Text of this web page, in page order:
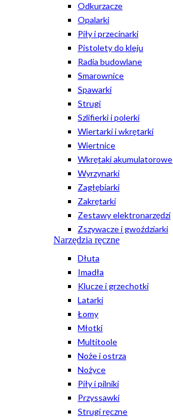
Odkurzacze
Opalarki
Piły i przecinarki
Pistolety do kleju
Radia budowlane
Smarownice
Spawarki
Strugi
Szlifierki i polerki
Wiertarki i wkrętarki
Wiertnice
Wkrętaki akumulatorowe
Wyrzynarki
Zagłębiarki
Zakrętarki
Zestawy elektronarzędzi
Zszywacze i gwoździarki
Narzędzia ręczne
Dłuta
Imadła
Klucze i grzechotki
Latarki
Łomy
Młotki
Multitoole
Noże i ostrza
Nożyce
Piły i pilniki
Przyssawki
Strugi ręczne